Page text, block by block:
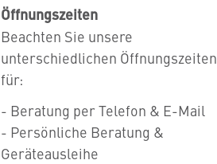
Öffnungszeiten
Beachten Sie unsere
unterschiedlichen Öffnungszeiten
für:
- Beratung per Telefon & E-Mail
- Persönliche Beratung &
Geräteausleihe